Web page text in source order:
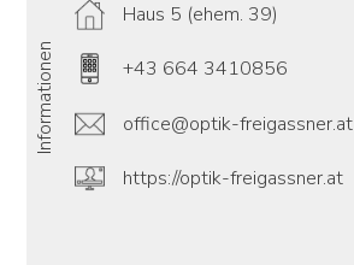
Informationen
Haus 5 (ehem. 39)
+43 664 3410856
office@optik-freigassner.at
https://optik-freigassner.at